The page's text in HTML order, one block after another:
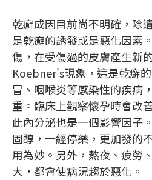
乾癬成因目前尚不明確，除
是乾癬的誘發或是惡化因素
傷，在受傷過的皮膚產生新
Koebner's現象，這是乾癬
冒、咽喉炎等感染性的疾病
重。臨床上觀察懷孕時會改
此內分泌也是一個影響因子
固醇，一經停藥，更加發的
用為妙。另外，熬夜、疲勞
大，都會使病況趨於惡化。